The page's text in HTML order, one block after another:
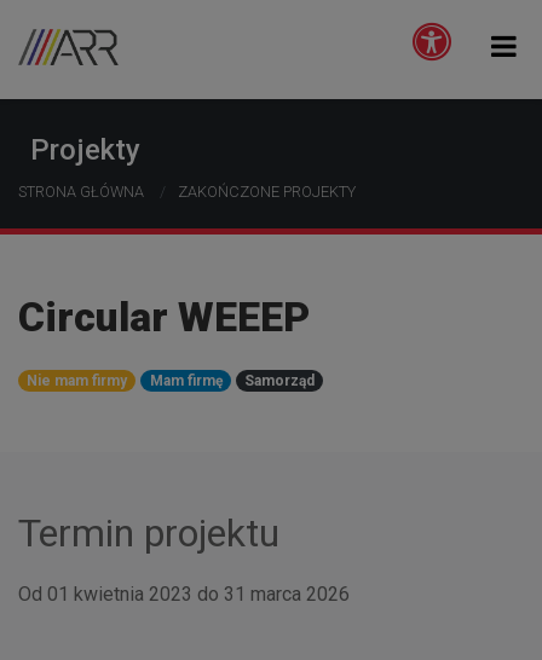
Projekty
STRONA GŁÓWNA ZAKOŃCZONE PROJEKTY
Circular WEEEP
Nie mam firmy Mam firmę Samorząd
Termin projektu
Od 01 kwietnia 2023 do 31 marca 2026